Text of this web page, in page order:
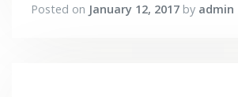
Posted on January 12, 2017 by admin